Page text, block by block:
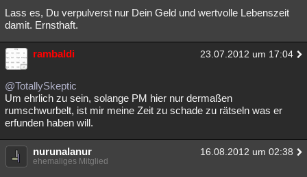
Lass es, Du verpulverst nur Dein Geld und wertvolle Lebenszeit
damit. Ernsthaft.
rambaldi 23.07.2012 um 17:04
@TotallySkeptic
Um ehrlich zu sein, solange PM hier nur dermaßen
rumschwurbelt, ist mir meine Zeit zu schade zu rätseln was er
erfunden haben will.
nurunalanur 16.08.2012 um 02:38
ehemaliges Mitglied